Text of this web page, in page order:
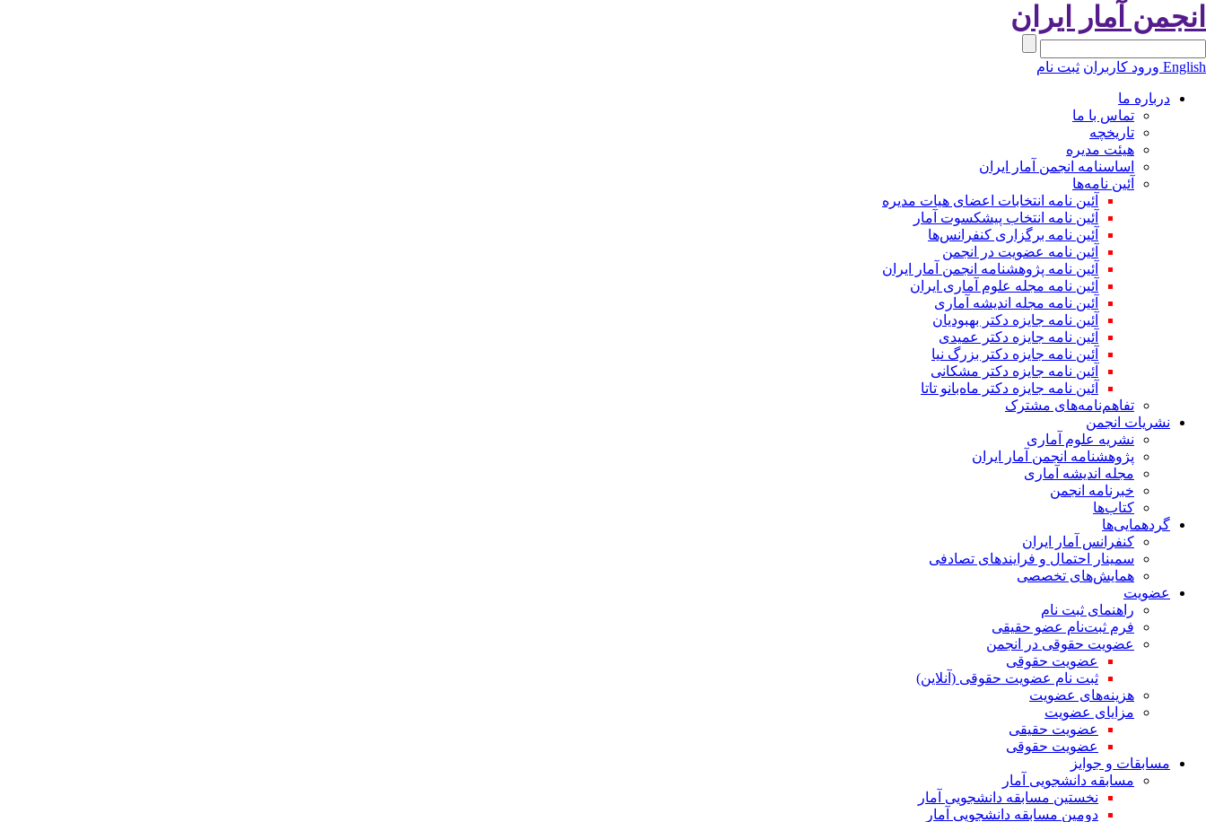
انجمن آمار ایران
English ورود کاربران ثبت نام
درباره ما
تماس با ما
تاریخچه
هیئت مدیره
اساسنامه انجمن آمار ایران
آئین نامه‌ها
آئین نامه انتخابات اعضای هیات مدیره
آئین نامه انتخاب پیشکسوت آمار
آئین نامه برگزاری کنفرانس‌ها
آئین نامه عضویت در انجمن
آئین نامه پژوهشنامه انجمن آمار ایران
آئین نامه مجله علوم آماری ایران
آئین نامه مجله اندیشه آماری
آئین‌ نامه جایزه دکتر بهبودیان
آئین نامه جایزه دکتر عمیدی
آئین نامه جایزه دکتر بزرگ نیا
آئین نامه جایزه دکتر مشکانی
آئین نامه جایزه دکتر ماه‌بانو تاتا
تفاهم‌نامه‌های مشترک
نشریات انجمن
نشریه علوم آماری
پژوهشنامه انجمن آمار ایران
مجله اندیشه آماری
خبرنامه انجمن
کتاب‌ها
گردهمایی‌ها
کنفرانس آمار ایران
سمینار احتمال و فرایندهای تصادفی
همایش‌های تخصصی
عضویت
راهنمای ثبت نام
فرم ثبت‌نام عضو حقیقی
عضویت حقوقی در انجمن
عضویت حقوقی
ثبت نام عضویت حقوقی (آنلاین)
هزینه‌های عضویت
مزایای عضویت
عضویت حقیقی
عضویت حقوقی
مسابقات و جوایز
مسابقه دانشجویی آمار
نخستین مسابقه دانشجویی آمار
دومین مسابقه دانشجویی آمار